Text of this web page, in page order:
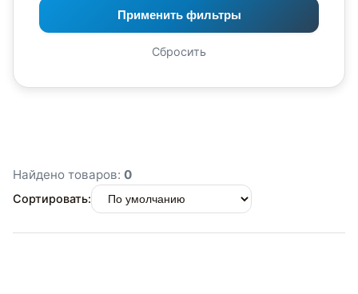
Применить фильтры
Сбросить
Найдено товаров: 0
Сортировать: